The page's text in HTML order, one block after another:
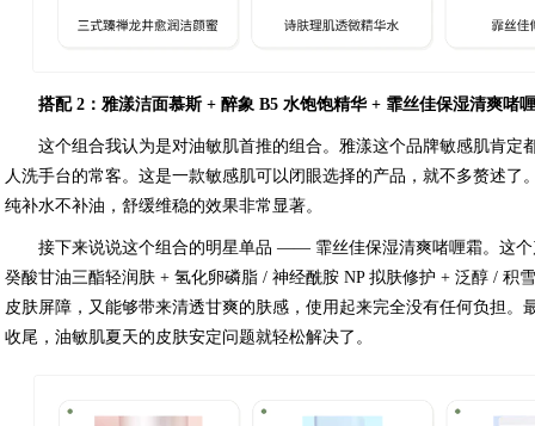
搭配 2：雅漾洁面慕斯 + 醉象 B5 水饱饱精华 + 霏丝佳保湿清爽啫
这个组合我认为是对油敏肌首推的组合。雅漾这个品牌敏感肌肯定
人洗手台的常客。这是一款敏感肌可以闭眼选择的产品，就不多赘述了
纯补水不补油，舒缓维稳的效果非常显著。
接下来说说这个组合的明星单品 —— 霏丝佳保湿清爽啫喱霜。这
癸酸甘油三酯轻润肤 + 氢化卵磷脂 / 神经酰胺 NP 拟肤修护 + 泛醇 / 积
皮肤屏障，又能够带来清透甘爽的肤感，使用起来完全没有任何负担。
收尾，油敏肌夏天的皮肤安定问题就轻松解决了。